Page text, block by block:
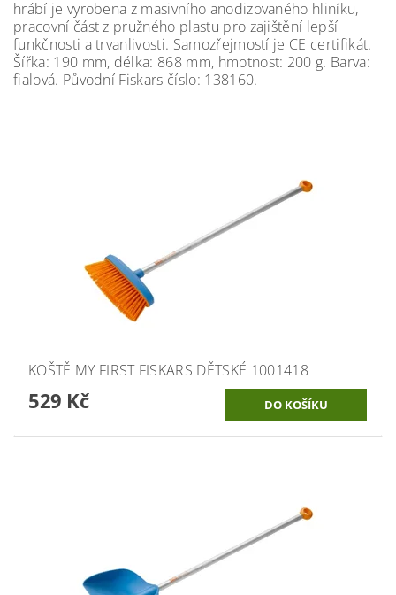
hrábí je vyrobena z masivního anodizovaného hliníku,
pracovní část z pružného plastu pro zajištění lepší
funkčnosti a trvanlivosti. Samozřejmostí je CE certifikát.
Šířka: 190 mm, délka: 868 mm, hmotnost: 200 g. Barva:
fialová. Původní Fiskars číslo: 138160.
KOŠTĚ MY FIRST FISKARS DĚTSKÉ 1001418
529 Kč